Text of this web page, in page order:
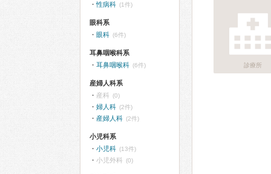
診療所
性病科 (1件)
眼科系
眼科 (6件)
耳鼻咽喉科系
耳鼻咽喉科 (6件)
産婦人科系
産科 (0)
婦人科 (2件)
産婦人科 (2件)
小児科系
小児科 (13件)
小児外科 (0)